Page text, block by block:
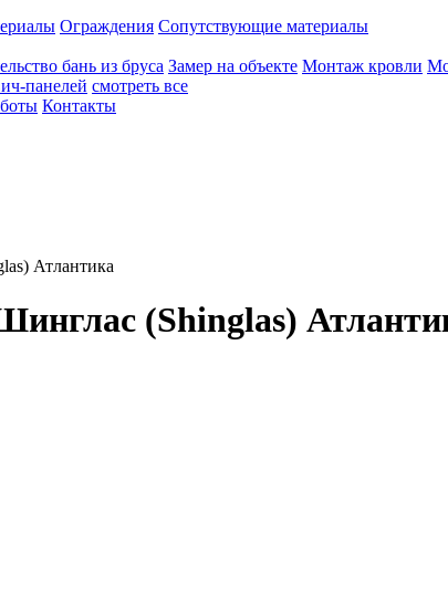
Ограждения Сопутствующие материалы
бань из бруса Замер на объекте Монтаж кровли
панелей смотреть все
Контакты
Атлантика
(Shinglas)